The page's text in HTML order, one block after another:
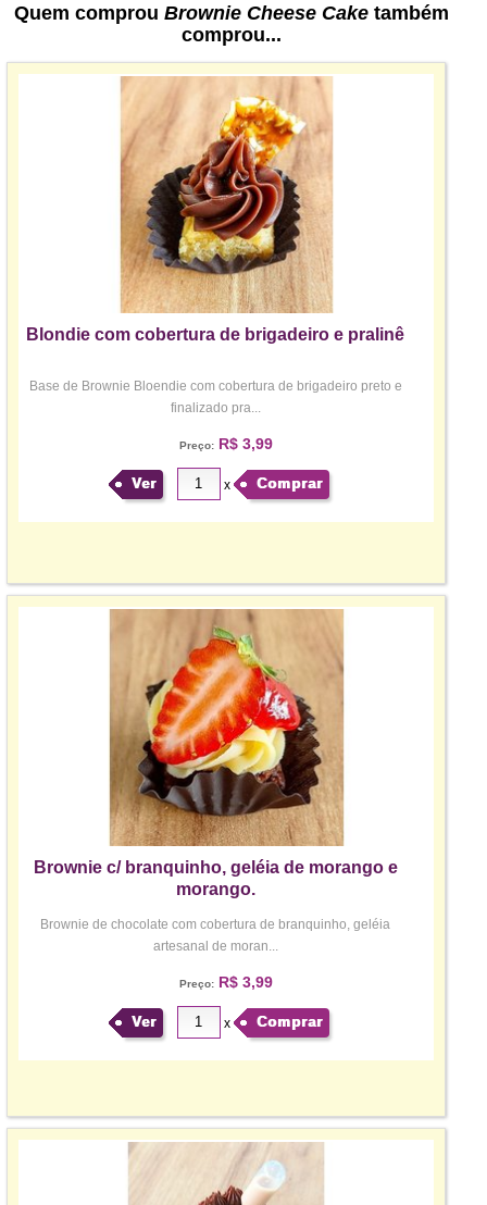
Quem comprou Brownie Cheese Caketambém
comprou...
Blondie com cobertura de brigadeiro e pralinê
Base de Brownie Bloendie com cobertura de brigadeiro preto e
finalizado pra...
Preço:R$ 3,99
Ver x Comprar
Brownie c/ branquinho, geléia de morango e
morango.
Brownie de chocolate com cobertura de branquinho, geléia
artesanal de moran...
Preço:R$ 3,99
Ver x Comprar